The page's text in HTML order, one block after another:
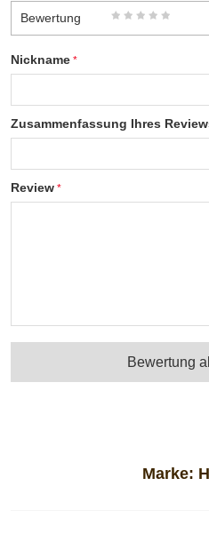
Marke:
Bewertung
Nickname
Zusammenfassung Ihres
Review
Bewertung